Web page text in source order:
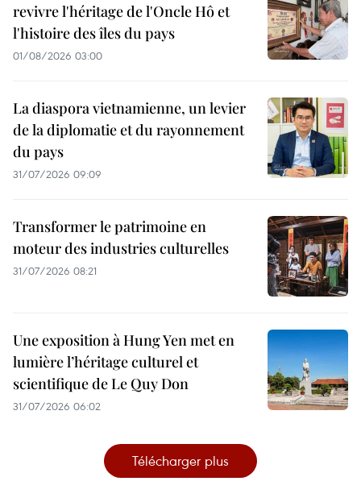
revivre l'héritage de l'Oncle Hô et
l'histoire des îles du pays
01/08/2026 03:00
La diaspora vietnamienne, un levier
de la diplomatie et du rayonnement
du pays
31/07/2026 09:09
Transformer le patrimoine en
moteur des industries culturelles
31/07/2026 08:21
Une exposition à Hung Yen met en
lumière l’héritage culturel et
scientifique de Le Quy Don
31/07/2026 06:02
Télécharger plus